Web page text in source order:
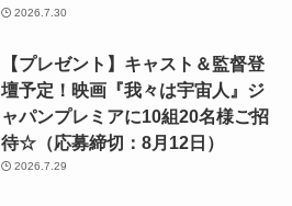
2026.7.30
【プレゼント】キャスト＆監督登
壇予定！映画『我々は宇宙人』ジ
ャパンプレミアに10組20名様ご招
待☆（応募締切：8月12日）
2026.7.29